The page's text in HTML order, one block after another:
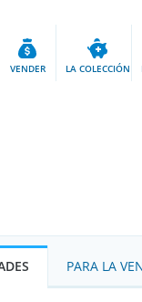
VENDER LA COLECCIÓN
PARA LA